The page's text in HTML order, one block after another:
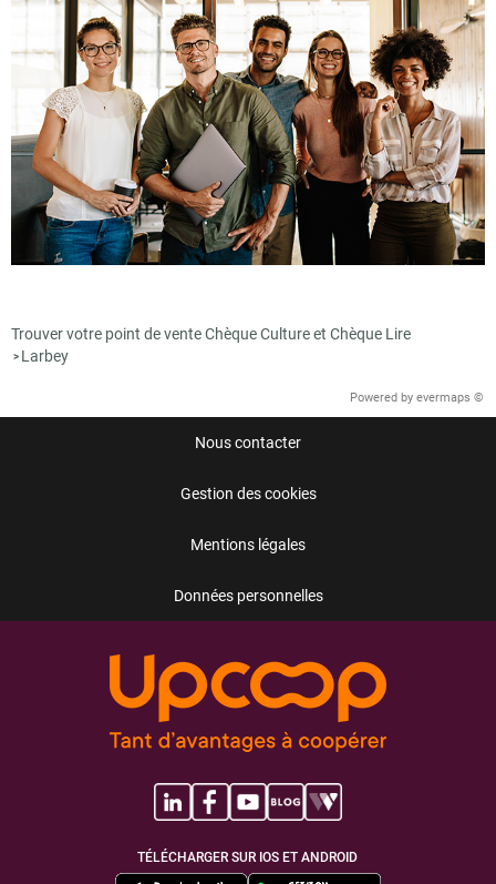
Trouver votre point de vente Chèque Culture et Chèque Lire
> Larbey
Powered by evermaps ©
Nous contacter
Gestion des cookies
Mentions légales
Données personnelles
TÉLÉCHARGER SUR IOS ET ANDROID